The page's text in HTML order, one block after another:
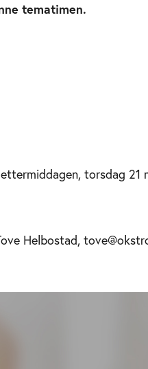
tematimen.
torsdag 21
Helbostad,